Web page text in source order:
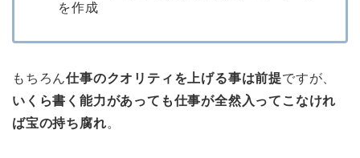
を作成
もちろん仕事のクオリティを上げる事は前提ですが、
いくら書く能力があっても仕事が全然入ってこなけれ
ば宝の持ち腐れ。